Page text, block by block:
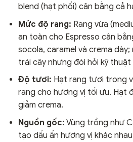
blend (hạt phối) cân bằng cả
Mức độ rang: Rang vừa
an toàn cho Espresso cân
socola, caramel và crema
trái cây nhưng đòi hỏi kỹ thuật
Độ tươi: Hạt rang tươi trong
rang cho hương vị tối ưu. Hạt
giảm crema.
Nguồn gốc: Vùng trồng như
tạo dấu ấn hương vị khác